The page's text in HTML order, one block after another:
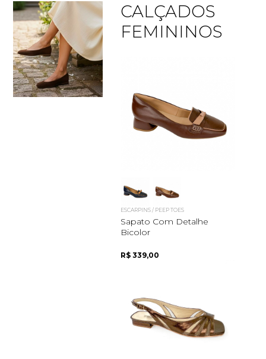
CALÇADOS
FEMININOS
ESCARPINS / PEEP TOES
Sapato Com Detalhe
Bicolor
R$ 339,00